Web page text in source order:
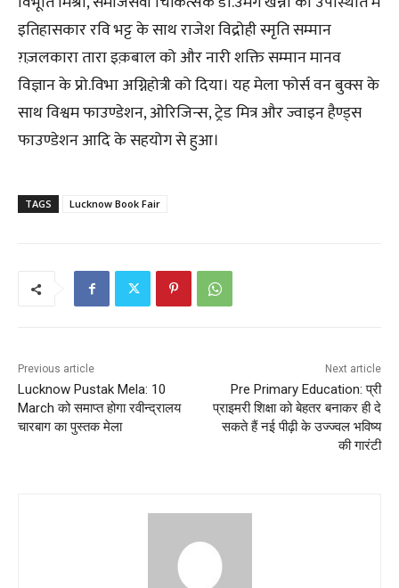
इतिहासकार रवि भट्ट के साथ राजेश विद्रोही स्मृति सम्मान
ग़ज़लकारा तारा इक़बाल को और नारी शक्ति सम्मान मानव
विज्ञान के प्रो.विभा अग्निहोत्री को दिया। यह मेला फोर्स वन बुक्स के
साथ विश्वम फाउण्डेशन, ओरिजिन्स, ट्रेड मित्र और ज्वाइन हैण्ड्स
फाउण्डेशन आदि के सहयोग से हुआ।
TAGS Lucknow Book Fair
Previous article
Lucknow Pustak Mela: 10
March को समाप्त होगा रवीन्द्रालय
चारबाग का पुस्तक मेला
Next article
Pre Primary Education: प्री
प्राइमरी शिक्षा को बेहतर बनाकर ही दे
सकते हैं नई पीढ़ी के उज्ज्वल भविष्य
की गारंटी